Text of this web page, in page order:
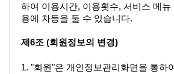
하여 이용시간, 이용횟수, 서비스 메뉴
용에 차등을 둘 수 있습니다.
제6조 (회원정보의 변경)
1. "회원"은 개인정보관리화면을 통하